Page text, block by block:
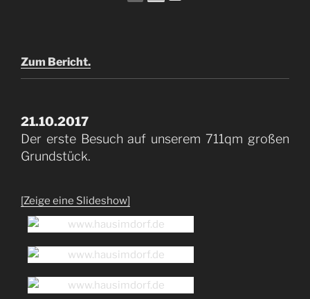
Zum Bericht.
21.10.2017
Der erste Besuch auf unserem 711qm großen
Grundstück.
[Zeige eine Slideshow]